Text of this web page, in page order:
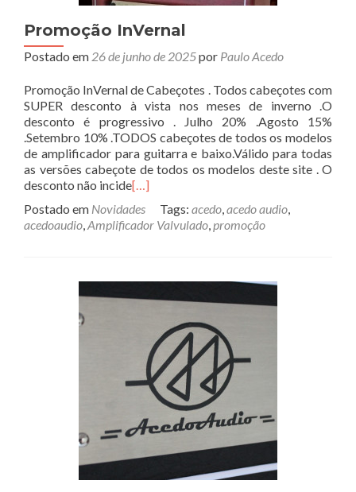
Promoção InVernal
Postado em 26 de junho de 2025por Paulo Acedo
Promoção InVernal de Cabeçotes . Todos cabeçotes com
SUPER desconto à vista nos meses de inverno .O
desconto é progressivo . Julho 20% .Agosto 15%
.Setembro 10% .TODOS cabeçotes de todos os modelos
de amplificador para guitarra e baixo.Válido para todas
as versões cabeçote de todos os modelos deste site . O
desconto não incide[…]
Postado em Novidades Tags: acedo,acedo audio,
acedoaudio,Amplificador Valvulado,promoção